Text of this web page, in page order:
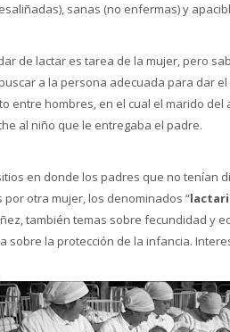
sanas (no enfermas) y
de lactar es tarea de la mujer, pero
a la persona adecuada para dar
entre hombres, en el cual el marido del
al niño que le entregaba el padre.
en donde los padres que no tenían
otra mujer, los denominados “
también temas sobre fecundidad y
sobre la protección de la infancia.